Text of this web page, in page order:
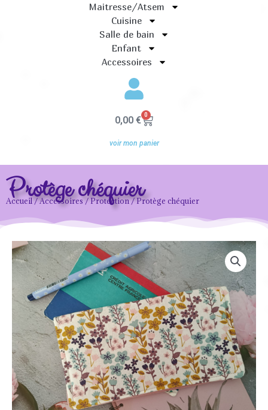
Maitresse/Atsem
Cuisine
Salle de bain
Enfant
Accessoires
0,00 € 0
Panier
voir mon panier
Protège chéquier
Accueil/Accessoires/Protection/ Protège chéquier